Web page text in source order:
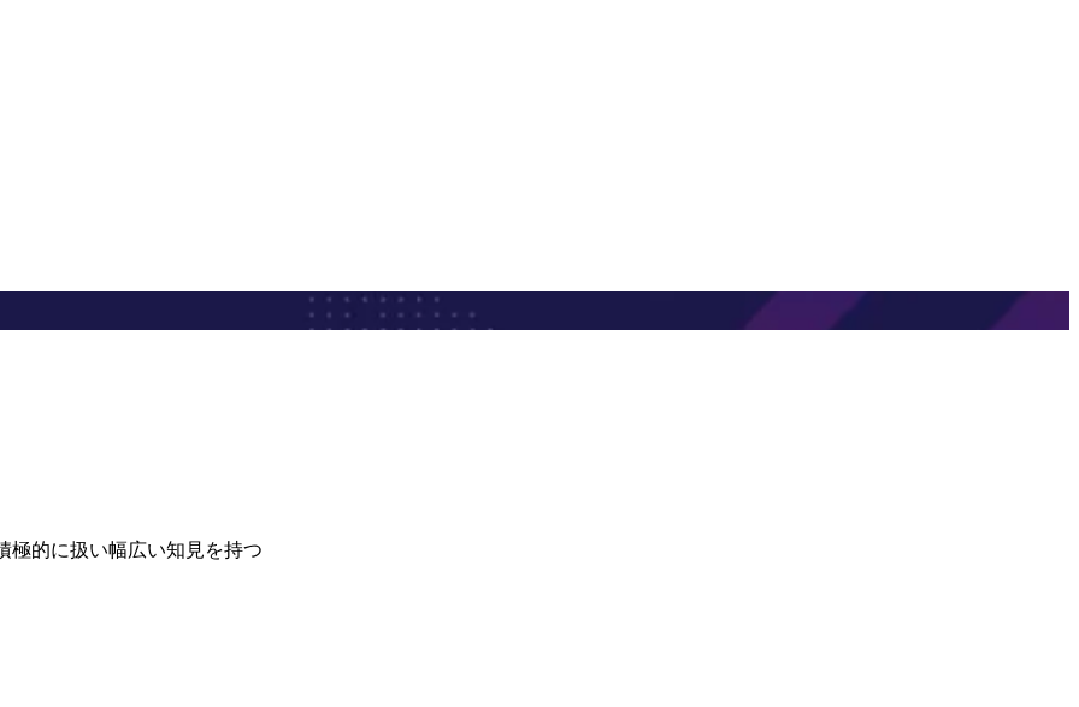
極的に扱い幅広い知見を持つ